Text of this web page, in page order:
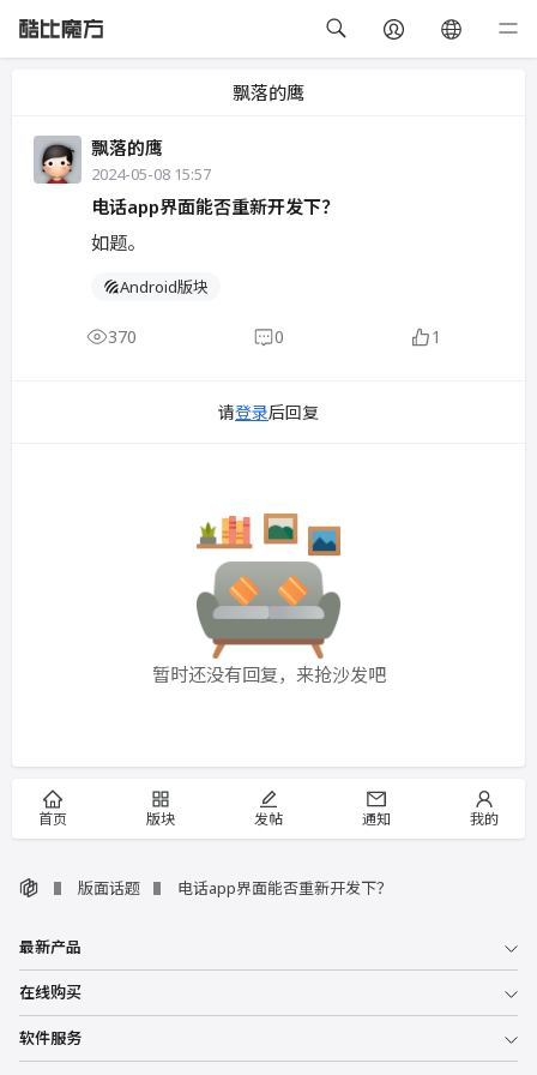
飘落的鹰
飘落的鹰
2024-05-08 15:57
电话app界面能否重新开发下？
如题。
Android版块
370 0 1
请登录后回复
暂时还没有回复，来抢沙发吧
首页 版块 发帖 通知 我的
版面话题 电话app界面能否重新开发下？
最新产品
在线购买
软件服务